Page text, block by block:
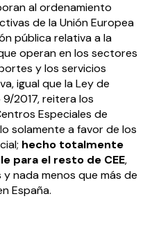
al ordenamiento
de la Unión Europea
pública relativa a la
operan en los sectores
y los servicios
igual que la Ley de
2017, reitera los
Especiales de
solamente a favor de los
hecho totalmente
para el resto de CEE,
nada menos que más de
España.